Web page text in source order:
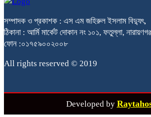
সম্পাদক ও প্রকাশক : এস এম জহিরুল ইসলাম বিদ্যুৎ,
ঠিকানা : আর্মি মার্কেট দোকান নং ১০১, ফতুল্লা,
ফোন :০১৭৫৯০০২০০৮
All rights reserved © 2019
Developed by